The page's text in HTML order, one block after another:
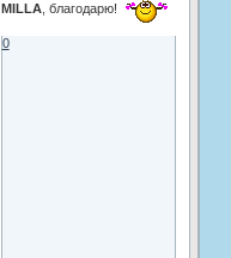
MILLA, благодарю!
0